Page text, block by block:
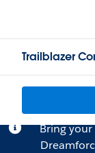
Trailblazer
Bring